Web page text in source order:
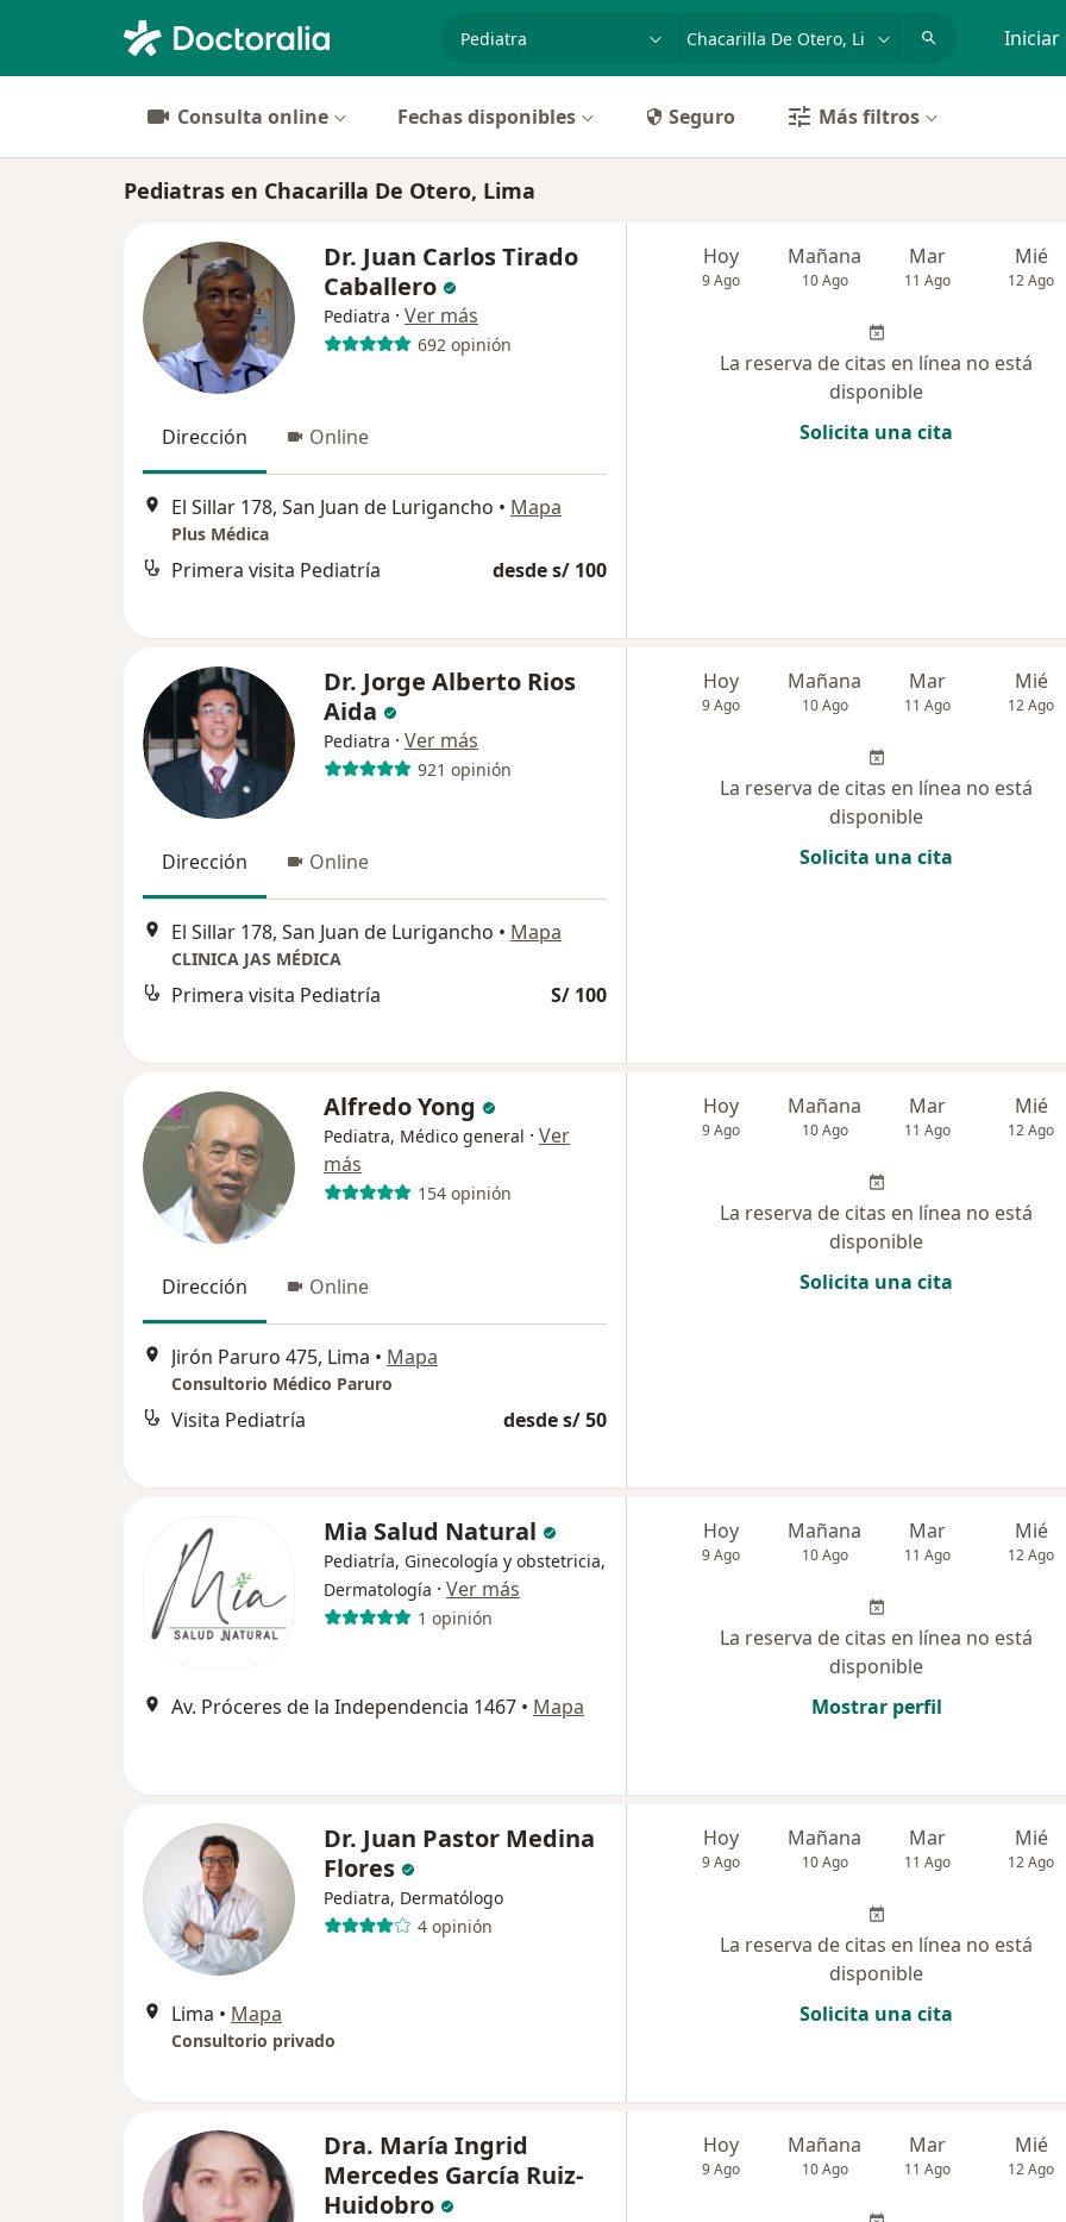
Iniciar
Consulta online Fechas disponibles Seguro Más filtros
Pediatras en Chacarilla De Otero, Lima
Dr. Juan Carlos Tirado
Caballero
Pediatra · Ver más
692 opinión
Dirección Online
El Sillar 178, San Juan de Lurigancho • Mapa
Plus Médica
Primera visita Pediatría desde s/ 100
Hoy
9 Ago
Mañana
10 Ago
Mar
11 Ago
Mié
12 Ago
La reserva de citas en línea no está
disponible
Solicita una cita
Dr. Jorge Alberto Rios
Aida
Pediatra · Ver más
921 opinión
Dirección Online
El Sillar 178, San Juan de Lurigancho • Mapa
CLINICA JAS MÉDICA
Primera visita Pediatría S/ 100
Hoy
9 Ago
Mañana
10 Ago
Mar
11 Ago
Mié
12 Ago
La reserva de citas en línea no está
disponible
Solicita una cita
Alfredo Yong
Pediatra, Médico general · Ver
más
154 opinión
Dirección Online
Jirón Paruro 475, Lima • Mapa
Consultorio Médico Paruro
Visita Pediatría desde s/ 50
Hoy
9 Ago
Mañana
10 Ago
Mar
11 Ago
Mié
12 Ago
La reserva de citas en línea no está
disponible
Solicita una cita
Mia Salud Natural
Pediatría, Ginecología y obstetricia,
Dermatología · Ver más
1 opinión
Av. Próceres de la Independencia 1467 • Mapa
Hoy
9 Ago
Mañana
10 Ago
Mar
11 Ago
Mié
12 Ago
La reserva de citas en línea no está
disponible
Mostrar perfil
Dr. Juan Pastor Medina
Flores
Pediatra, Dermatólogo
4 opinión
Lima • Mapa
Consultorio privado
Hoy
9 Ago
Mañana
10 Ago
Mar
11 Ago
Mié
12 Ago
La reserva de citas en línea no está
disponible
Solicita una cita
Dra. María Ingrid
Mercedes García Ruiz-
Huidobro
Hoy
9 Ago
Mañana
10 Ago
Mar
11 Ago
Mié
12 Ago